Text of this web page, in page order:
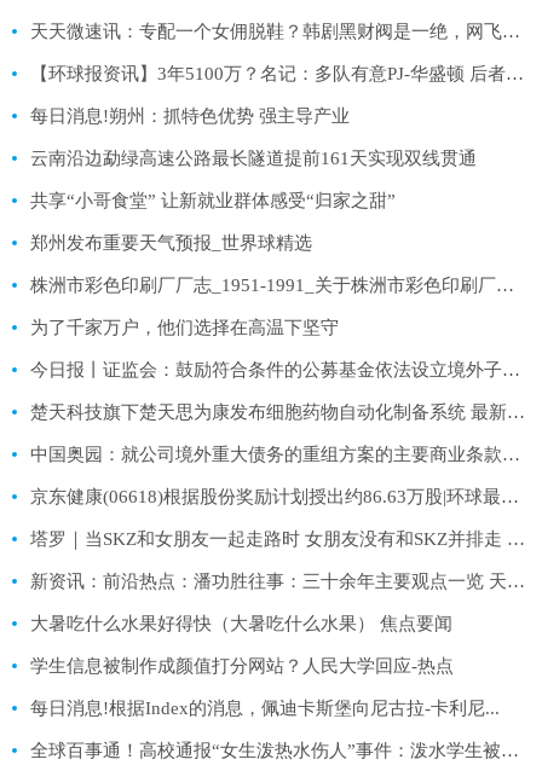
天天微速讯：专配一个女佣脱鞋？韩剧黑财阀是一绝，网飞也开始拍无脑爽剧了
【环球报资讯】3年5100万？名记：多队有意PJ-华盛顿 后者或签和八村类似的合同
每日消息!朔州：抓特色优势 强主导产业
云南沿边勐绿高速公路最长隧道提前161天实现双线贯通
共享“小哥食堂” 让新就业群体感受“归家之甜”
郑州发布重要天气预报_世界球精选
株洲市彩色印刷厂厂志_1951-1991_关于株洲市彩色印刷厂厂志_1951-1991概略 天天速读
为了千家万户，他们选择在高温下坚守
今日报丨证监会：鼓励符合条件的公募基金依法设立境外子公司
楚天科技旗下楚天思为康发布细胞药物自动化制备系统 最新快讯
中国奥园：就公司境外重大债务的重组方案的主要商业条款达成一致_每日热讯
京东健康(06618)根据股份奖励计划授出约86.63万股|环球最资讯
塔罗｜当SKZ和女朋友一起走路时 女朋友没有和SKZ并排走 自己走到了前面 SKZ的反应
新资讯：前沿热点：潘功胜往事：三十余年主要观点一览 天天信息_新动态
大暑吃什么水果好得快（大暑吃什么水果） 焦点要闻
学生信息被制作成颜值打分网站？人民大学回应-热点
每日消息!根据Index的消息，佩迪卡斯堡向尼古拉-卡利尼...
全球百事通！高校通报“女生泼热水伤人”事件：泼水学生被留校察看